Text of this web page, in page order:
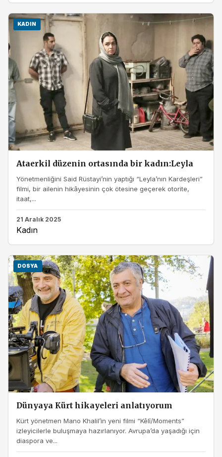
KADIN
Ataerkil düzenin ortasında bir kadın:Leyla
Yönetmenliğini Said Rüstayi’nin yaptığı “Leyla’nın Kardeşleri”
filmi, bir ailenin hikâyesinin çok ötesine geçerek otorite,
itaat,...
21 Aralık 2025
Kadın
DOSYA
Dünyaya Kürt hikayeleri anlatıyorum
Kürt yönetmen Mano Khalil’in yeni filmi “Kêlî/Moments”
izleyicilerle buluşmaya hazırlanıyor. Avrupa’da yaşadığı için
diaspora ve...